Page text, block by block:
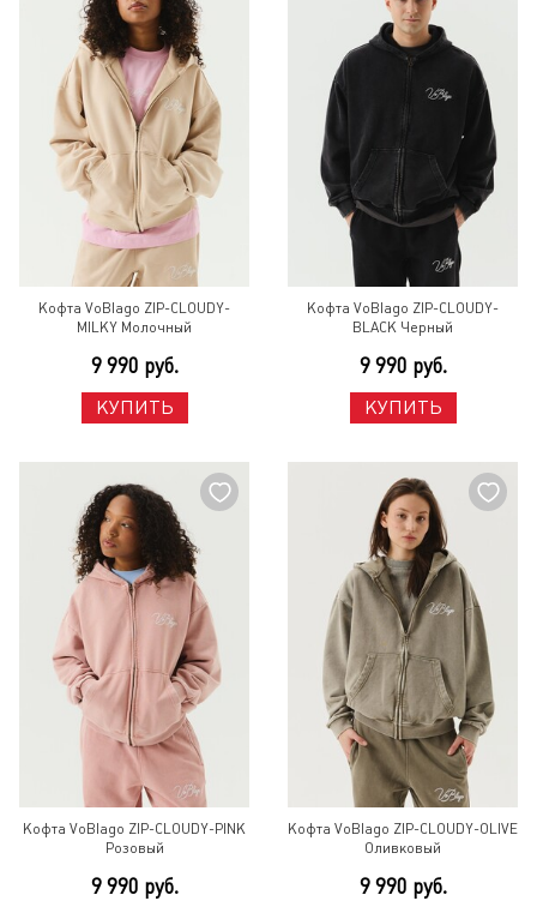
Кофта VoBlago ZIP-CLOUDY-
MILKY Молочный
9 990 руб.
КУПИТЬ
Кофта VoBlago ZIP-CLOUDY-
BLACK Черный
9 990 руб.
КУПИТЬ
Кофта VoBlago ZIP-CLOUDY-PINK
Розовый
9 990 руб.
Кофта VoBlago ZIP-CLOUDY-OLIVE
Оливковый
9 990 руб.